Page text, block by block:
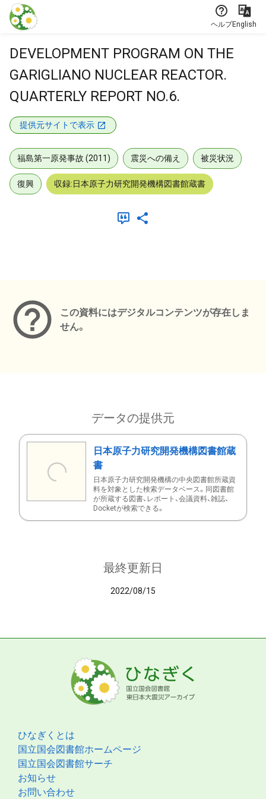
本文に飛ぶ
ヘルプEnglish
DEVELOPMENT PROGRAM ON THE
GARIGLIANO NUCLEAR REACTOR.
QUARTERLY REPORT NO.6.
提供元サイトで表示
福島第一原発事故 (2011) 震災への備え 被災状況
復興 収録:日本原子力研究開発機構図書館蔵書
この資料にはデジタルコンテンツが存在しま
せん。
データの提供元
日本原子力研究開発機構図書館蔵
書
日本原子力研究開発機構の中央図書館所蔵資
料を対象とした検索データベース。同図書館
が所蔵する図書、レポート、会議資料、雑誌、
Docketが検索できる。
最終更新日
2022/08/15
ひなぎくとは
国立国会図書館ホームページ
国立国会図書館サーチ
お知らせ
お問い合わせ